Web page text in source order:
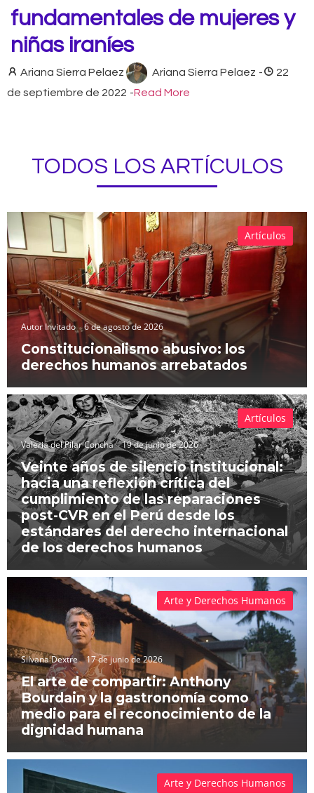
fundamentales de mujeres y
niñas iraníes
Ariana Sierra Pelaez Ariana Sierra Pelaez -
22
de septiembre de 2022 -Read More
TODOS LOS ARTÍCULOS
Autor Invitado 6 de agosto de 2026
Constitucionalismo abusivo: los
derechos humanos arrebatados
Artículos
Valeria del Pilar Concha 19 de junio de 2026
Veinte años de silencio institucional:
hacia una reflexión crítica del
cumplimiento de las reparaciones
post-CVR en el Perú desde los
estándares del derecho internacional
de los derechos humanos
Artículos
Silvana Dextre 17 de junio de 2026
El arte de compartir: Anthony
Bourdain y la gastronomía como
medio para el reconocimiento de la
dignidad humana
Arte y Derechos Humanos
Arte y Derechos Humanos